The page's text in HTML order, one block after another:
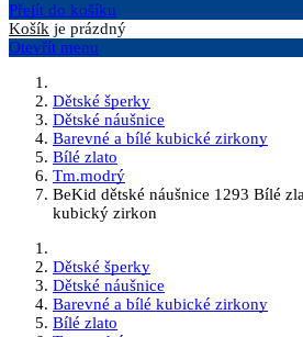
Přejít do košíku
Košík je prázdný
Otevřít menu
Dětské šperky
Dětské náušnice
Barevné a bílé kubické zirkony
Bílé zlato
Tm.modrý
BeKid dětské náušnice 1293 Bílé
kubický zirkon
Dětské šperky
Dětské náušnice
Barevné a bílé kubické zirkony
Bílé zlato